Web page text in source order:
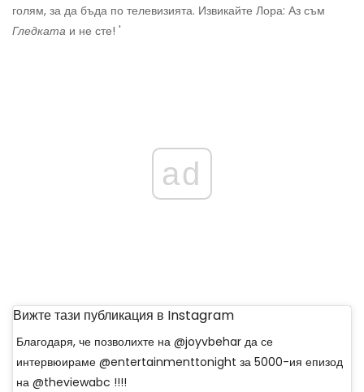
голям, за да бъда по телевизията. Извикайте Лора: Аз съм
Гледката и не сте! '
ad
Вижте тази публикация в Instagram
Благодаря, че позволихте на @joyvbehar да се
интервюираме @entertainmenttonight за 5000-ия епизод
на @theviewabc !!!!